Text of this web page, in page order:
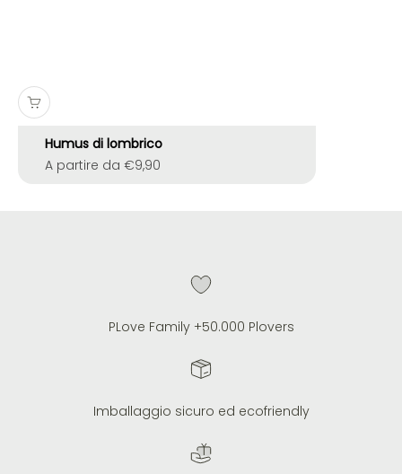
Humus di lombrico
Prezzo scontato
A partire da €9,90
PLove Family +50.000 Plovers
Imballaggio sicuro ed ecofriendly